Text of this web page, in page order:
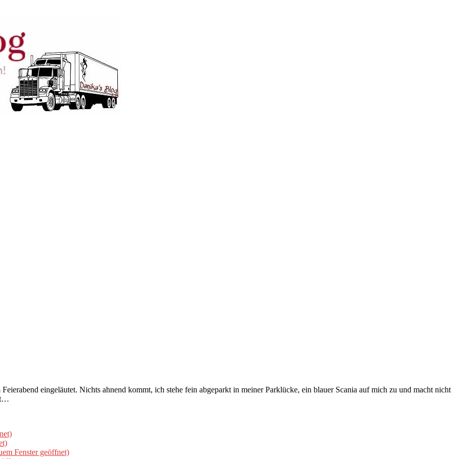
eingeläutet. Nichts ahnend kommt, ich stehe fein abgeparkt in meiner Parklücke, ein blauer Scania auf mich zu und macht nicht
Fenster geöffnet)